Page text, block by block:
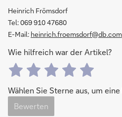
Heinrich Frömsdorf
Tel: 069 910 47680
E-Mail: heinrich.froemsdorf@db.com
Wie hilfreich war der Artikel?
Wählen Sie Sterne aus, um
Bewerten